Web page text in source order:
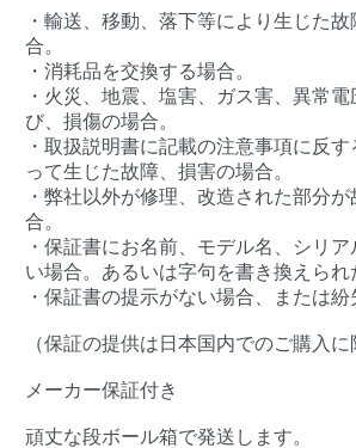
・輸送、移動、落下等により生じた
合。
・消耗品を交換する場合。
・火災、地震、塩害、ガス害、異常
び、損傷の場合。
・取扱説明書に記載の注意事項に反
って生じた故障、損害の場合。
・弊社以外が修理、改造された部分
合。
・保証書にお名前、モデル名、シリ
い場合。あるいは字句を書き換えられ
・保証書の提示がない場合、または紛
（保証の提供は日本国内でのご購入に
メーカー保証付き
頑丈な段ボール箱で発送します。